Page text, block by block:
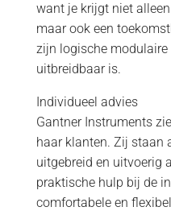
want je krijgt niet
maar ook een
zijn logische
uitbreidbaar is.
Individueel advies
Gantner Instruments
haar klanten. Zij staan
uitgebreid en uitvoerig
praktische hulp bij de
comfortabele en